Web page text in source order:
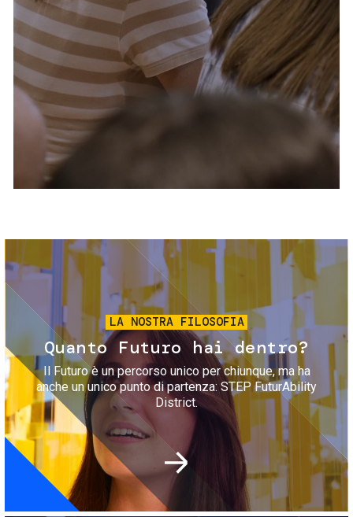
Servizi e accessibilità
Contatti
FAQ
Biglietti
Immagine
LA NOSTRA FILOSOFIA
Quanto Futuro hai dentro?
Il Futuro è un percorso unico per chiunque, ma ha
anche un unico punto di partenza: STEP FuturAbility
District.